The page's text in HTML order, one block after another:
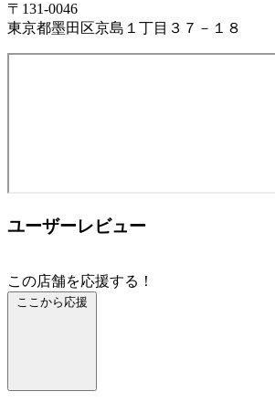
〒131-0046
東京都墨田区京島１丁目３７－１８
ユーザーレビュー
この店舗を応援する！
ここから応援